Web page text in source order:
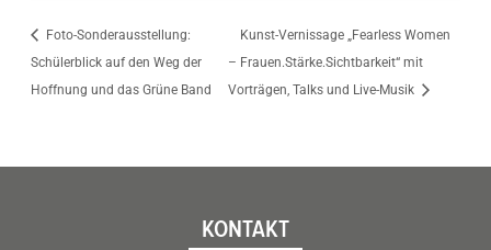
Foto-Sonderausstellung:
Schülerblick auf den Weg der
Hoffnung und das Grüne Band
Kunst-Vernissage „Fearless Women
– Frauen.Stärke.Sichtbarkeit“ mit
Vorträgen, Talks und Live-Musik
KONTAKT